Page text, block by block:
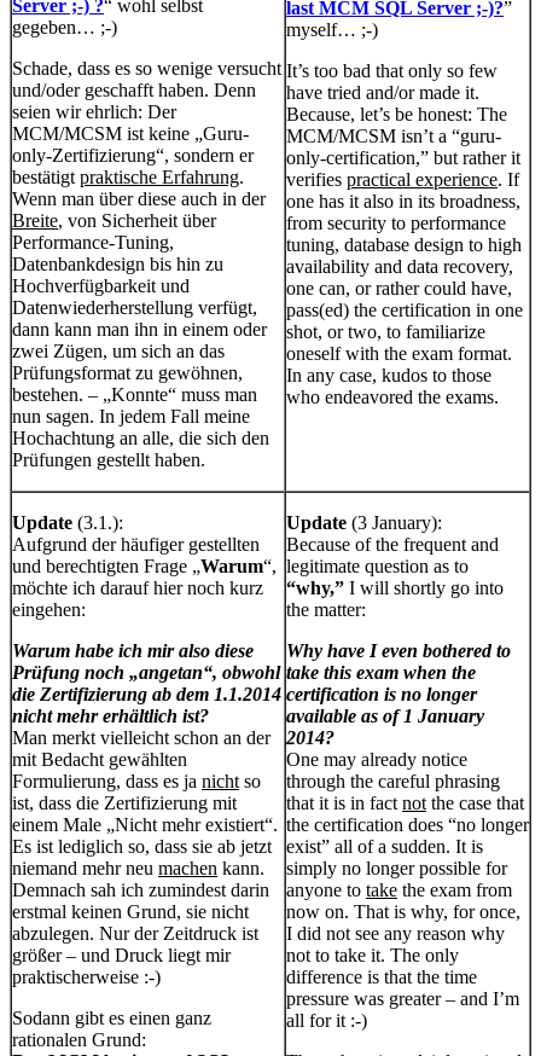
Server ;-) ?“ wohl selbst
gegeben… ;-)
Schade, dass es so wenige versucht
und/oder geschafft haben. Denn
seien wir ehrlich: Der
MCM/MCSM ist keine „Guru-
only-Zertifizierung“, sondern er
bestätigt praktische Erfahrung.
Wenn man über diese auch in der
Breite, von Sicherheit über
Performance-Tuning,
Datenbankdesign bis hin zu
Hochverfügbarkeit und
Datenwiederherstellung verfügt,
dann kann man ihn in einem oder
zwei Zügen, um sich an das
Prüfungsformat zu gewöhnen,
bestehen. – „Konnte“ muss man
nun sagen. In jedem Fall meine
Hochachtung an alle, die sich den
Prüfungen gestellt haben.
last MCM SQL Server ;-)?”
myself… ;-)
It’s too bad that only so few
have tried and/or made it.
Because, let’s be honest: The
MCM/MCSM isn’t a “guru-
only-certification,” but rather it
verifies practical experience. If
one has it also in its broadness,
from security to performance
tuning, database design to high
availability and data recovery,
one can, or rather could have,
pass(ed) the certification in one
shot, or two, to familiarize
oneself with the exam format.
In any case, kudos to those
who endeavored the exams.
Update (3.1.):
Aufgrund der häufiger gestellten
und berechtigten Frage „Warum“,
möchte ich darauf hier noch kurz
eingehen:
Warum habe ich mir also diese
Prüfung noch „angetan“, obwohl
die Zertifizierung ab dem 1.1.2014
nicht mehr erhältlich ist?
Man merkt vielleicht schon an der
mit Bedacht gewählten
Formulierung, dass es ja nicht so
ist, dass die Zertifizierung mit
einem Male „Nicht mehr existiert“.
Es ist lediglich so, dass sie ab jetzt
niemand mehr neu machen kann.
Demnach sah ich zumindest darin
erstmal keinen Grund, sie nicht
abzulegen. Nur der Zeitdruck ist
größer – und Druck liegt mir
praktischerweise :-)
Sodann gibt es einen ganz
rationalen Grund:
Update (3 January):
Because of the frequent and
legitimate question as to
“why,” I will shortly go into
the matter:
Why have I even bothered to
take this exam when the
certification is no longer
available as of 1 January
2014?
One may already notice
through the careful phrasing
that it is in fact not the case that
the certification does “no longer
exist” all of a sudden. It is
simply no longer possible for
anyone to take the exam from
now on. That is why, for once,
I did not see any reason why
not to take it. The only
difference is that the time
pressure was greater – and I’m
all for it :-)